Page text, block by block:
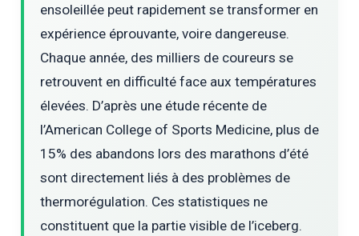
ensoleillée peut rapidement se transformer en
expérience éprouvante, voire dangereuse.
Chaque année, des milliers de coureurs se
retrouvent en difficulté face aux températures
élevées. D’après une étude récente de
l’American College of Sports Medicine, plus de
15% des abandons lors des marathons d’été
sont directement liés à des problèmes de
thermorégulation. Ces statistiques ne
constituent que la partie visible de l’iceberg.